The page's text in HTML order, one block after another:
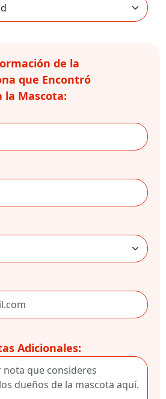
de la
que Encontró
la Mascota:
Adicionales: